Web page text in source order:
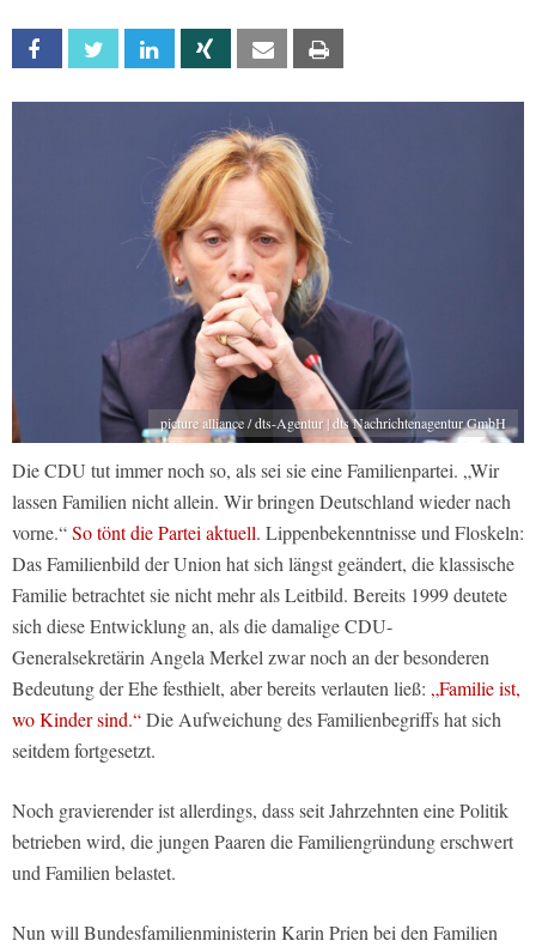
Facebook Twitter Linkedin Xing Email
picture alliance / dts-Agentur | dts Nachrichtenagentur GmbH
Die CDU tut immer noch so, als sei sie eine Familienpartei. „Wir
lassen Familien nicht allein. Wir bringen Deutschland wieder nach
vorne.“So tönt die Partei aktuell. Lippenbekenntnisse und Floskeln:
Das Familienbild der Union hat sich längst geändert, die klassische
Familie betrachtet sie nicht mehr als Leitbild. Bereits 1999 deutete
sich diese Entwicklung an, als die damalige CDU-
Generalsekretärin Angela Merkel zwar noch an der besonderen
Bedeutung der Ehe festhielt, aber bereits verlauten ließ: „Familie ist,
wo Kinder sind.“Die Aufweichung des Familienbegriffs hat sich
seitdem fortgesetzt.
Noch gravierender ist allerdings, dass seit Jahrzehnten eine Politik
betrieben wird, die jungen Paaren die Familiengründung erschwert
und Familien belastet.
Nun will Bundesfamilienministerin Karin Prien bei den Familien